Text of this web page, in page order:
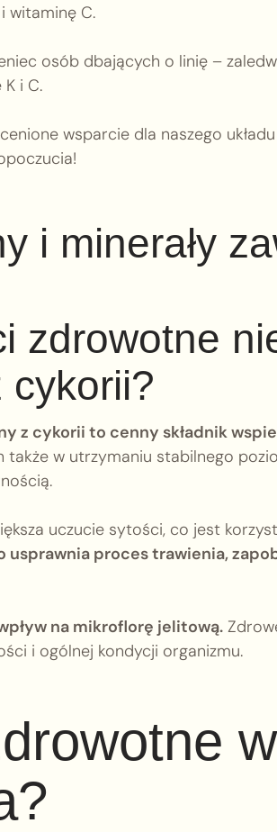
witaminę C.
osób dbających o linię –
i C.
wsparcie dla naszego
i minerały
zdrowotne
cykorii?
z cykorii to cenny składnik
także w utrzymaniu stabilnego
uczucie sytości, co jest
usprawnia proces trawienia,
na mikroflorę jelitową.
i ogólnej kondycji organizmu.